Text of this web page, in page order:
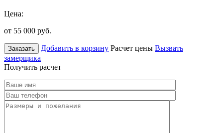
Цена:
от 55 000 руб.
Заказать Добавить в корзину Расчет цены Вызвать
замерщика
Получить расчет